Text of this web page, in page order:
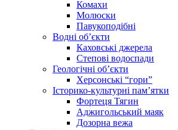
Комахи
Молюски
Павукоподібні
Водні об’єкти
Каховські джерела
Степові водоспади
Геологічні об’єкти
Херсонські “гори”
Історико-культурні пам’ятки
Фортеця Тягин
Аджигольський маяк
Дозорна вежа